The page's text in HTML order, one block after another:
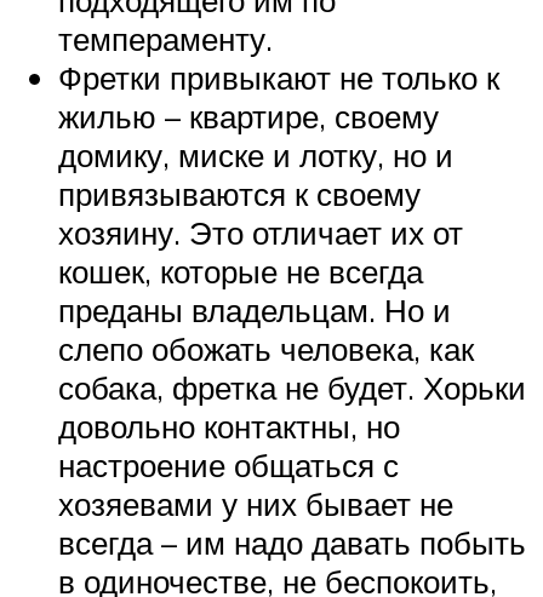
темпераменту.
Фретки привыкают не только к
жилью – квартире, своему
домику, миске и лотку, но и
привязываются к своему
хозяину. Это отличает их от
кошек, которые не всегда
преданы владельцам. Но и
слепо обожать человека, как
собака, фретка не будет. Хорьки
довольно контактны, но
настроение общаться с
хозяевами у них бывает не
всегда – им надо давать побыть
в одиночестве, не беспокоить,